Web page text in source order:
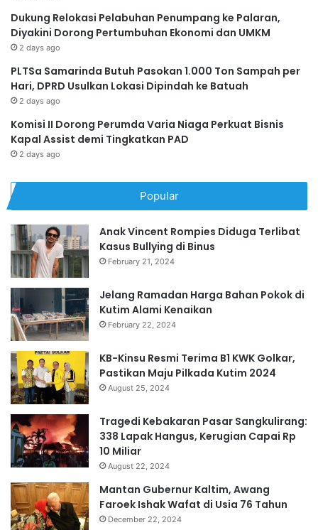
Dukung Relokasi Pelabuhan Penumpang ke Palaran,
Diyakini Dorong Pertumbuhan Ekonomi dan UMKM
2 days ago
PLTSa Samarinda Butuh Pasokan 1.000 Ton Sampah per
Hari, DPRD Usulkan Lokasi Dipindah ke Batuah
2 days ago
Komisi II Dorong Perumda Varia Niaga Perkuat Bisnis
Kapal Assist demi Tingkatkan PAD
2 days ago
Popular
Anak Vincent Rompies Diduga Terlibat
Kasus Bullying di Binus
February 21, 2024
Jelang Ramadan Harga Bahan Pokok di
Kutim Alami Kenaikan
February 22, 2024
KB-Kinsu Resmi Terima B1 KWK Golkar,
Pastikan Maju Pilkada Kutim 2024
August 25, 2024
Tragedi Kebakaran Pasar Sangkulirang:
338 Lapak Hangus, Kerugian Capai Rp
10 Miliar
August 22, 2024
Mantan Gubernur Kaltim, Awang
Faroek Ishak Wafat di Usia 76 Tahun
December 22, 2024